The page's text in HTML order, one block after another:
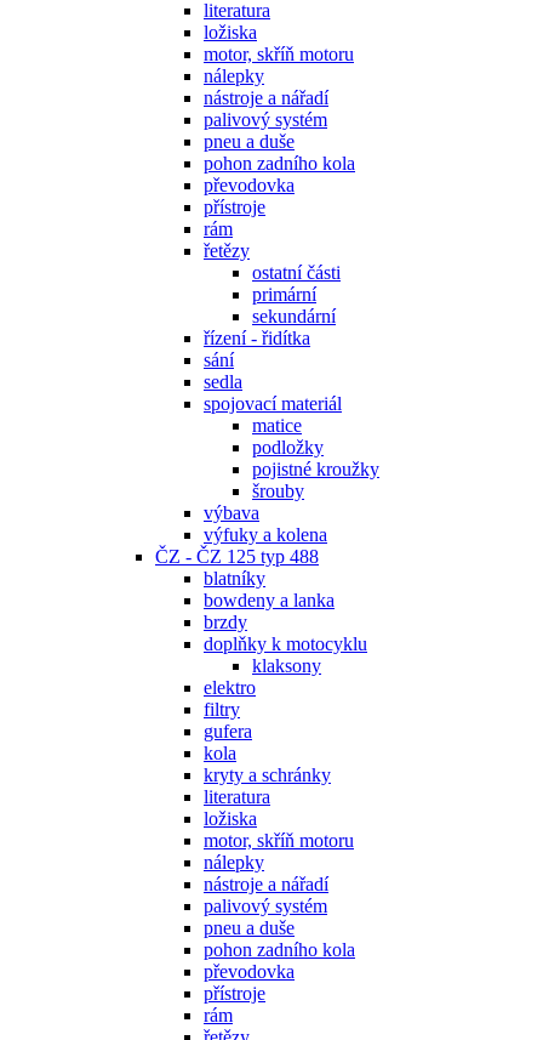
literatura
ložiska
motor, skříň motoru
nálepky
nástroje a nářadí
palivový systém
pneu a duše
pohon zadního kola
převodovka
přístroje
rám
řetězy
ostatní části
primární
sekundární
řízení - řidítka
sání
sedla
spojovací materiál
matice
podložky
pojistné kroužky
šrouby
výbava
výfuky a kolena
ČZ - ČZ 125 typ 488
blatníky
bowdeny a lanka
brzdy
doplňky k motocyklu
klaksony
elektro
filtry
gufera
kola
kryty a schránky
literatura
ložiska
motor, skříň motoru
nálepky
nástroje a nářadí
palivový systém
pneu a duše
pohon zadního kola
převodovka
přístroje
rám